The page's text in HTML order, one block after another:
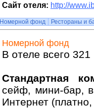
Сайт отеля: http://
Номерной фонд Рестораны и
Номерной фонд
В отеле всего
Стандартная
сейф, мини-бар,
Интернет